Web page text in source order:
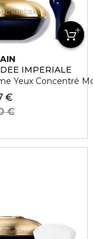
Rughe
IMPÉRIALE
Yeux Concentré
€
€